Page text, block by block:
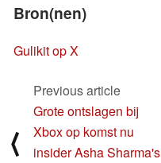
Bron(nen)
Gulikit op X
⟨
Previous article
Grote ontslagen bij
Xbox op komst nu
insider Asha Sharma's